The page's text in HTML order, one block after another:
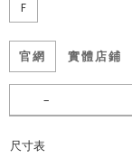
F
官網 實體店鋪
尺寸表